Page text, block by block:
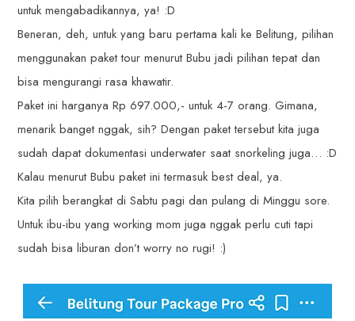
untuk mengabadikannya, ya! :D
Beneran, deh, untuk yang baru pertama kali ke Belitung, pilihan
menggunakan paket tour menurut Bubu jadi pilihan tepat dan
bisa mengurangi rasa khawatir.
Paket ini harganya Rp 697.000,- untuk 4-7 orang. Gimana,
menarik banget nggak, sih? Dengan paket tersebut kita juga
sudah dapat dokumentasi underwater saat snorkeling juga… :D
Kalau menurut Bubu paket ini termasuk best deal, ya.
Kita pilih berangkat di Sabtu pagi dan pulang di Minggu sore.
Untuk ibu-ibu yang working mom juga nggak perlu cuti tapi
sudah bisa liburan don’t worry no rugi! :)